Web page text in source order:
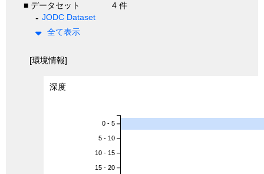
■ データセット
4 件
JODC Dataset
全て表示
[環境情報]
深度
0 - 5
5 - 10
10 - 15
15 - 20